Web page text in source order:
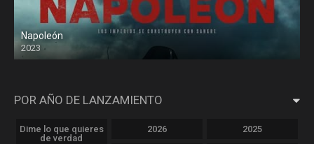
Napoleón
2023
POR AÑO DE LANZAMIENTO
Dime lo que quieres
de verdad
2026 2025